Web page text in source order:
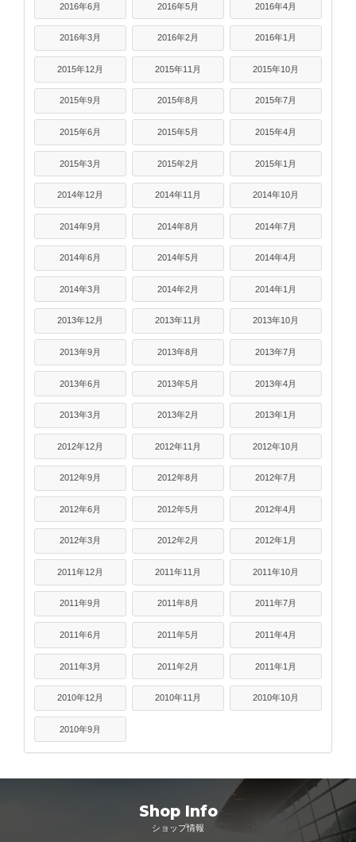
2016年6月 2016年5月 2016年4月
2016年3月 2016年2月 2016年1月
2015年12月 2015年11月 2015年10月
2015年9月 2015年8月 2015年7月
2015年6月 2015年5月 2015年4月
2015年3月 2015年2月 2015年1月
2014年12月 2014年11月 2014年10月
2014年9月 2014年8月 2014年7月
2014年6月 2014年5月 2014年4月
2014年3月 2014年2月 2014年1月
2013年12月 2013年11月 2013年10月
2013年9月 2013年8月 2013年7月
2013年6月 2013年5月 2013年4月
2013年3月 2013年2月 2013年1月
2012年12月 2012年11月 2012年10月
2012年9月 2012年8月 2012年7月
2012年6月 2012年5月 2012年4月
2012年3月 2012年2月 2012年1月
2011年12月 2011年11月 2011年10月
2011年9月 2011年8月 2011年7月
2011年6月 2011年5月 2011年4月
2011年3月 2011年2月 2011年1月
2010年12月 2010年11月 2010年10月
2010年9月
Shop Info
ショップ情報